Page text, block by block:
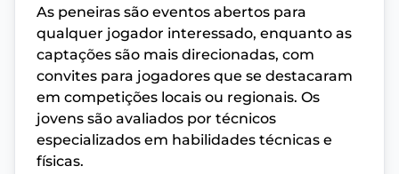
As peneiras são eventos abertos para
qualquer jogador interessado, enquanto as
captações são mais direcionadas, com
convites para jogadores que se destacaram
em competições locais ou regionais. Os
jovens são avaliados por técnicos
especializados em habilidades técnicas e
físicas.